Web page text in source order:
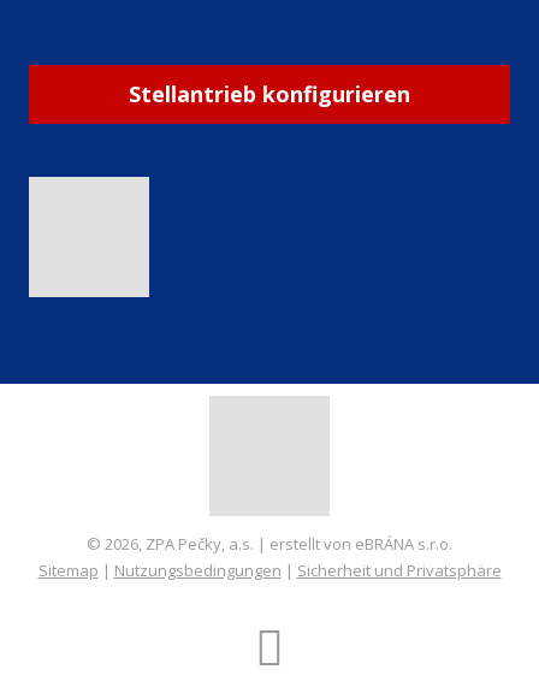
Stellantrieb konfigurieren
© 2026, ZPA Pečky, a.s. | erstellt von eBRÁNA s.r.o.
Sitemap | Nutzungsbedingungen | Sicherheit und Privatsphäre